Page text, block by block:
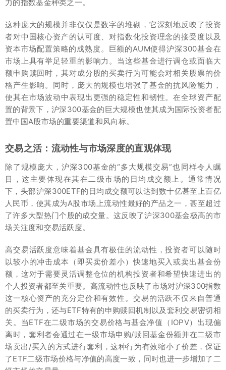
力的指数基金种类之一。
这种庞大的规模并非仅仅是数字的堆砌，它深刻地反映了投资
者对中国核心资产的认可度、对指数化投资理念的接受度以及
资本市场配置策略的成熟度。巨额的AUM使得沪深300基金在
市场上具有举足轻重的影响力。当这些基金进行调仓或面临大
额申购赎回时，其对成分股的买卖行为可能会对相关股票的价
格产生影响。同时，庞大的规模也增强了基金的抗风险能力，
使其在市场波动中表现出更强的稳定性和韧性。在全球资产配
置的背景下，沪深300基金的巨大规模也使其成为国际投资者配
置中国A股市场的重要渠道和风向标。
交易之活：流动性与市场深度的直观体现
除了规模庞大，沪深300基金的“多大规模交易”也同样令人瞩
目，这主要体现在其在二级市场的日均成交额上。通常情况
下，头部沪深300ETF的日均成交额可以达到数十亿甚至上百亿
人民币，使其成为A股市场上流动性最好的产品之一，甚至超过
了许多大型热门个股的成交量。这反映了沪深300基金极高的市
场关注度和交易活跃度。
高交易活跃度意味着基金具有极佳的流动性，投资者可以随时
以较小的冲击成本（即买卖价差小）快速地买入或卖出基金份
额，这对于需要灵活调整仓位的机构投资者和希望快速进出的
个人投资者都至关重要。高流动性也反映了市场对沪深300指数
这一核心资产的充分定价和有效性。交易的活跃不仅来自普通
的买卖行为，还与ETF特有的申购赎回机制以及套利交易密切相
关。当ETF在二级市场的交易价格与基金净值（IOPV）出现偏
离时，套利者会通过在一级市场申购/赎回基金份额并在二级市
场卖出/买入的方式进行套利，这种行为有效缩小了价差，保证
了ETF二级市场价格与净值的高度一致，同时也进一步增加了二